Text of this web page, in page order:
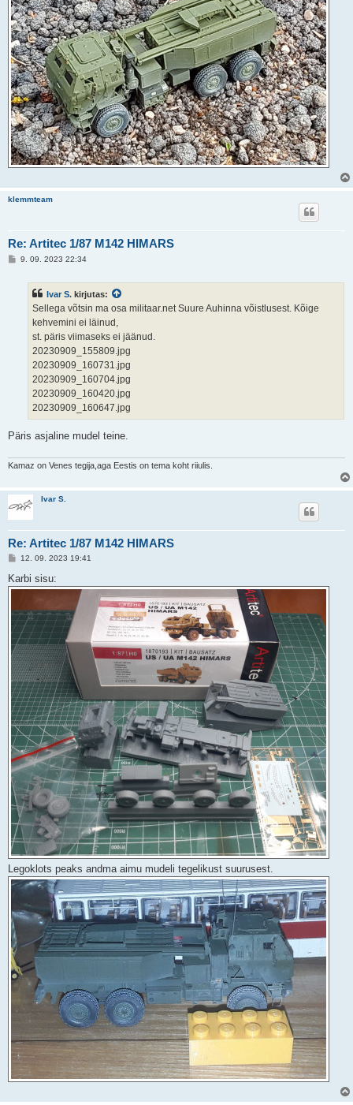
klemmteam
Re: Artitec 1/87 M142 HIMARS
P9. 09. 2023 22:34
Ivar S. kirjutas:
Sellega võtsin ma osa militaar.net Suure Auhinna võistlusest. Kõige
kehvemini ei läinud,
st. päris viimaseks ei jäänud.
20230909_155809.jpg
20230909_160731.jpg
20230909_160704.jpg
20230909_160420.jpg
20230909_160647.jpg
Päris asjaline mudel teine.
Kamaz on Venes tegija,aga Eestis on tema koht riiulis.
Ivar S.
Re: Artitec 1/87 M142 HIMARS
P
s
t
u
s
12. 09. 2023 19:41
Karbi sisu:
Legoklots peaks andma aimu mudeli tegelikust suurusest.